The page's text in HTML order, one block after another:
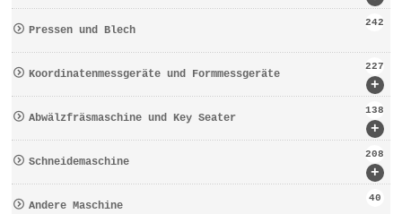
Pressen und Blech
242
+
Koordinatenmessgeräte und Formmessgeräte
227
+
Abwälzfräsmaschine und Key Seater
138
+
Schneidemaschine
208
Andere Maschine
40